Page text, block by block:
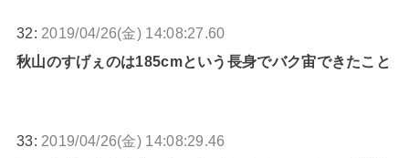
32: 2019/04/26(金) 14:08:27.60
秋山のすげぇのは185cmという長身でバク宙できたこと
33: 2019/04/26(金) 14:08:29.46